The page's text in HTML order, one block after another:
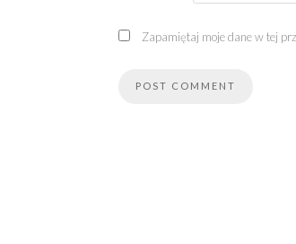
Zapamiętaj moje dane w tej